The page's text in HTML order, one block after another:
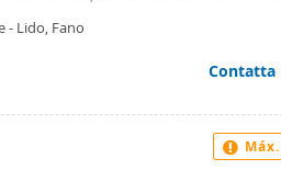
per contratto annuale. Cin turistico
- Lido, Fano
Contatta